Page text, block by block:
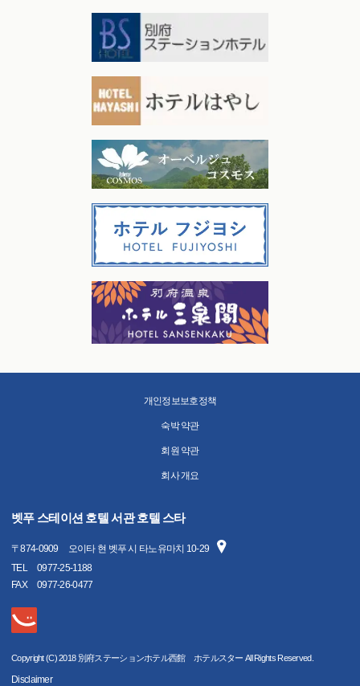
개인정보보호정책
숙박 약관
회원 약관
회사 개요
벳푸 스테이션 호텔 서관 호텔 스타
〒874-0909
오이타 현 벳푸 시 타노유마치 10-29
TEL
0977-25-1188
FAX
0977-26-0477
Copyright (C) 2018 別府ステーションホテル西館 ホテルスター All Rights Reserved.
Disclaimer